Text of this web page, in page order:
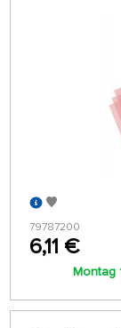
79787200
6,11 €
Montag